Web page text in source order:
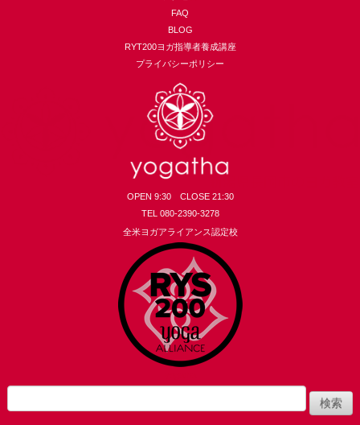
FAQ
BLOG
RYT200ヨガ指導者養成講座
プライバシーポリシー
OPEN 9:30 CLOSE 21:30
TEL 080-2390-3278
全米ヨガアライアンス認定校
索: